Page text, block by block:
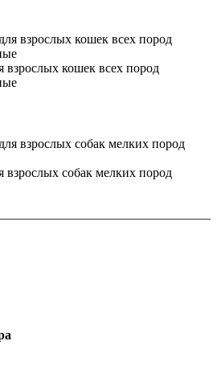
взрослых кошек всех пород
взрослых собак мелких пород